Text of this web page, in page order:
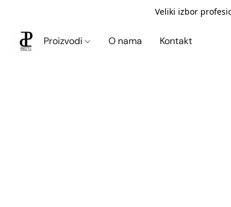
Veliki izbor
Proizvodi O nama Kontakt